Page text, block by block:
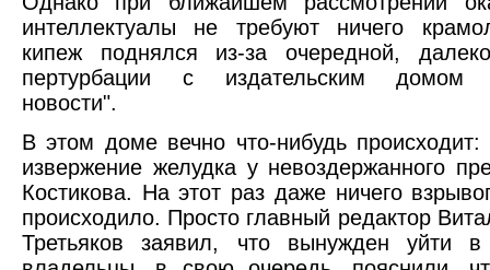
интеллектуалы не требуют ничего
кипеж поднялся из-за очередной,
пертурбации с издательским домом
новости".
В этом доме вечно что-нибудь
извержение желудка у невоздержанного
Костикова. На этот раз даже ничего
происходило. Просто главный редактор
Третьяков заявил, что вынужден уйти в